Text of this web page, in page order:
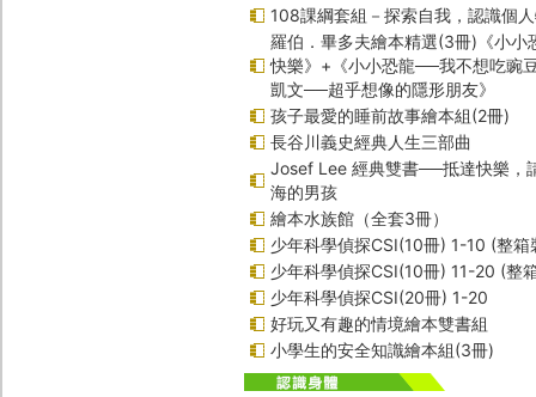
108課綱套組－探索自我，認識個
羅伯．畢多夫繪本精選(3冊)《小
快樂》+《小小恐龍──我不想吃豌
凱文──超乎想像的隱形朋友》
孩子最愛的睡前故事繪本組(2冊)
長谷川義史經典人生三部曲
Josef Lee 經典雙書──抵達快樂，
海的男孩
繪本水族館（全套3冊）
少年科學偵探CSI(10冊) 1-10 (整箱
少年科學偵探CSI(10冊) 11-20 (整
少年科學偵探CSI(20冊) 1-20
好玩又有趣的情境繪本雙書組
小學生的安全知識繪本組(3冊)